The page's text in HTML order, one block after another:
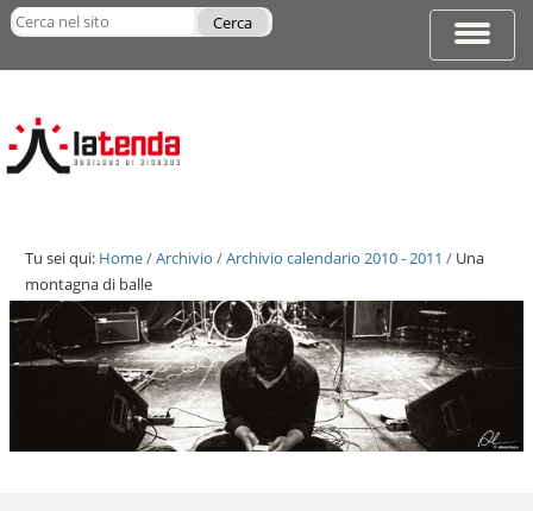
Salta
ai
|
navigazione
Espandi
di
Cerca nel sito
avanzata…
Tu sei qui: Home/Archivio /Archivio calendario 2010 - 2011 / Una
montagna di balle